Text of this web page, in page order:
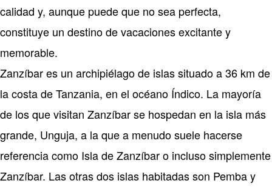
calidad y, aunque puede que no sea perfecta,
constituye un destino de vacaciones excitante y
memorable.
Zanzíbar es un archipiélago de islas situado a 36 km de
la costa de Tanzania, en el océano Índico. La mayoría
de los que visitan Zanzíbar se hospedan en la isla más
grande, Unguja, a la que a menudo suele hacerse
referencia como Isla de Zanzíbar o incluso simplemente
Zanzíbar. Las otras dos islas habitadas son Pemba y